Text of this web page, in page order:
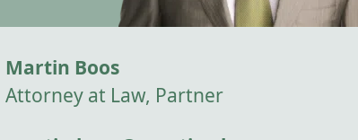
Martin Boos
Attorney at Law, Partner